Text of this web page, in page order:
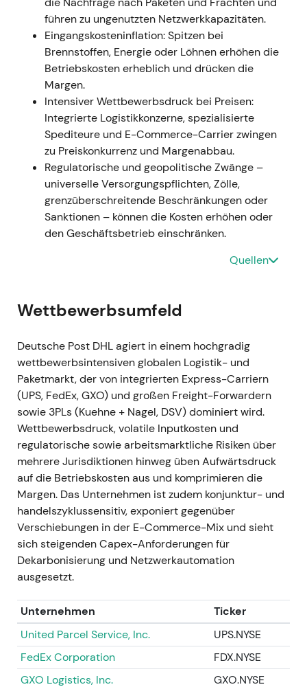
Nachhaltigkeit zu hinterfragen, da eine
Normalisierung der Frachtraten absehbar wurde. -
Technisch: Kurshoch im Umfeld der
Rekordergebnisse, anschließend Übergang in eine
Seitwärtsphase, während Anleger die
Dauerhaftigkeit der hohen Margen neu beurteilten.
Januar–März 2023 — Große ver.di-Warnstreiks
und Arbeitskampfmaßnahmen- Ereignis:
Weitreichende Warnstreiks in Brief- und
Paketzentren sowie in der Zustellung (zehntausende
Beschäftigte beteiligt), da ver.di deutliche
Lohnerhöhungen von bis zu rund 15 % forderte; im
März 2023 stimmten die Mitglieder für einen
möglichen unbefristeten Streik[40],[41],[47]
strukturelle Lohnkostenrisiken und Zustellausfälle im
Kurzfristige Kursrückgänge und Volatilitätsspitzen
eingepreist.
Q1 2023 — Normalisierung sichtbar;
szenariobasierte Prognose ausgegeben- Ereignis:
Der Umsatz fiel im ersten Quartal 2023 auf rund
20,9 Mrd. €, das konsolidierte EBIT sank auf rund
1,638 Mrd. € (ca. −24 % gegenüber Vorjahr); das
Management gab eine szenariobasierte
Jahresprognose aus (Konzern-EBIT 6,0–7,0 Mrd. €),
die die makroökonomische Unsicherheit und die
Normalisierung der Frachtraten widerspiegelte
[54],[58]. - Einordnung: Der Markt wechselte vom
Narrativ eines „Superzyklus" zu einer Einschätzung
der Deutschen Post als zyklischen Logistikkonzern;
Kostendisziplin und Cashflow-Generierung rückten
Wachstum. - Technisch: Abwärtstrend und
Kursrückgang durch 2023, da Anleger das
Unternehmen auf einen niedrigeren normalisierten
Gewinnpfad neu bewerteten.
führen zu ungenutzten Netzwerkkapazitäten.
Eingangskosteninflation: Spitzen bei
Brennstoffen, Energie oder Löhnen erhöhen die
Betriebskosten erheblich und drücken die
Margen.
Intensiver Wettbewerbsdruck bei Preisen:
Integrierte Logistikkonzerne, spezialisierte
Spediteure und E-Commerce-Carrier zwingen
zu Preiskonkurrenz und Margenabbau.
Regulatorische und geopolitische Zwänge –
universelle Versorgungspflichten, Zölle,
grenzüberschreitende Beschränkungen oder
Sanktionen – können die Kosten erhöhen oder
den Geschäftsbetrieb einschränken.
Quellen
Wettbewerbsumfeld
Deutsche Post DHL agiert in einem hochgradig
wettbewerbsintensiven globalen Logistik- und
Paketmarkt, der von integrierten Express-Carriern
(UPS, FedEx, GXO) und großen Freight-Forwardern
sowie 3PLs (Kuehne + Nagel, DSV) dominiert wird.
Wettbewerbsdruck, volatile Inputkosten und
regulatorische sowie arbeitsmarktliche Risiken über
mehrere Jurisdiktionen hinweg üben Aufwärtsdruck
auf die Betriebskosten aus und komprimieren die
Margen. Das Unternehmen ist zudem konjunktur- und
handelszyklussensitiv, exponiert gegenüber
Verschiebungen in der E-Commerce-Mix und sieht
sich steigenden Capex-Anforderungen für
Dekarbonisierung und Netzwerkautomation
ausgesetzt.
Unternehmen
Ticker
United Parcel Service, Inc.
UPS.NYSE
FedEx Corporation
FDX.NYSE
GXO Logistics, Inc.
GXO.NYSE